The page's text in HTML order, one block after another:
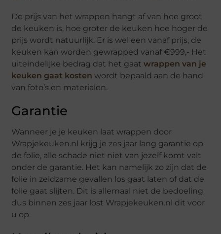
De prijs van het wrappen hangt af van hoe groot
de keuken is, hoe groter de keuken hoe hoger de
prijs wordt natuurlijk. Er is wel een vanaf prijs, de
keuken kan worden gewrapped vanaf €999,- Het
uiteindelijke bedrag dat het gaatwrappen van je
keuken gaat kosten wordt bepaald aan de hand
van foto’s en materialen.
Garantie
Wanneer je je keuken laat wrappen door
Wrapjekeuken.nl krijg je zes jaar lang garantie op
de folie, alle schade niet niet van jezelf komt valt
onder de garantie. Het kan namelijk zo zijn dat de
folie in zeldzame gevallen los gaat laten of dat de
folie gaat slijten. Dit is allemaal niet de bedoeling
dus binnen zes jaar lost Wrapjekeuken.nl dit voor
u op.